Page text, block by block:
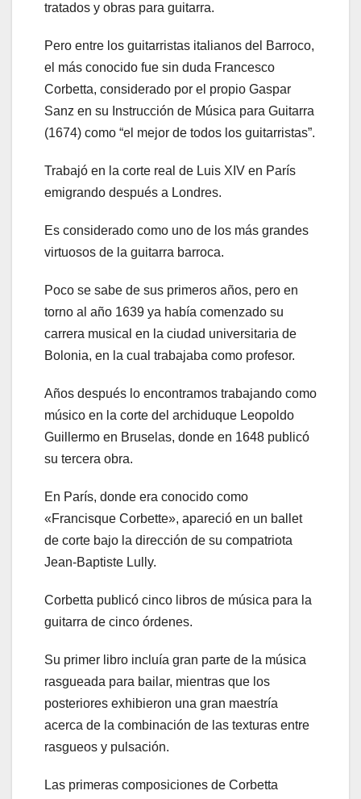
tratados y obras para guitarra.
Pero entre los guitarristas italianos del Barroco,
el más conocido fue sin duda Francesco
Corbetta, considerado por el propio Gaspar
Sanz en su Instrucción de Música para Guitarra
(1674) como “el mejor de todos los guitarristas”.
Trabajó en la corte real de Luis XIV en París
emigrando después a Londres.
Es considerado como uno de los más grandes
virtuosos de la guitarra barroca.
Poco se sabe de sus primeros años, pero en
torno al año 1639 ya había comenzado su
carrera musical en la ciudad universitaria de
Bolonia, en la cual trabajaba como profesor.
Años después lo encontramos trabajando como
músico en la corte del archiduque Leopoldo
Guillermo en Bruselas, donde en 1648 publicó
su tercera obra.
En París, donde era conocido como
«Francisque Corbette», apareció en un ballet
de corte bajo la dirección de su compatriota
Jean-Baptiste Lully.
Corbetta publicó cinco libros de música para la
guitarra de cinco órdenes.
Su primer libro incluía gran parte de la música
rasgueada para bailar, mientras que los
posteriores exhibieron una gran maestría
acerca de la combinación de las texturas entre
rasgueos y pulsación.
Las primeras composiciones de Corbetta